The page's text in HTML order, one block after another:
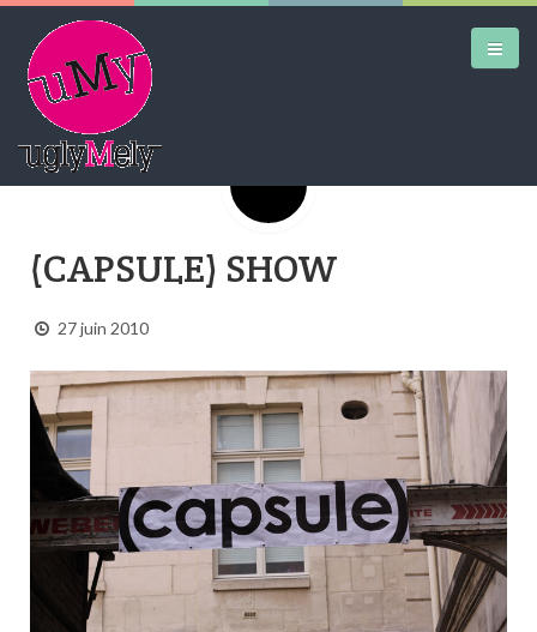
AIRTRAINERPEDIA
DAILY CITY
CONTACT
Google+
(CAPSULE) SHOW
27 juin 2010